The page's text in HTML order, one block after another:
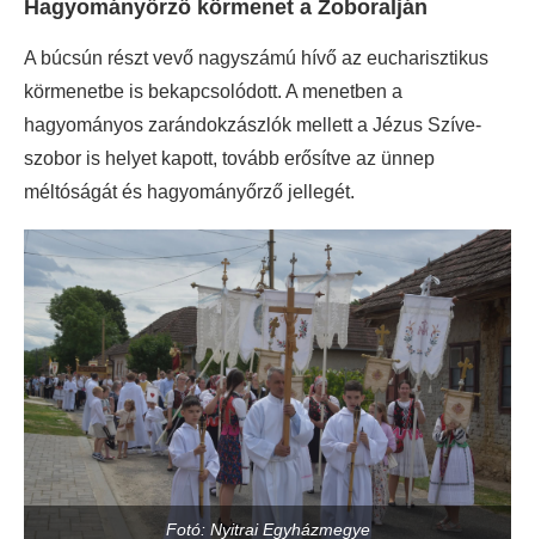
Hagyományőrző körmenet a Zoboralján
A búcsún részt vevő nagyszámú hívő az eucharisztikus
körmenetbe is bekapcsolódott. A menetben a
hagyományos zarándokzászlók mellett a Jézus Szíve-
szobor is helyet kapott, tovább erősítve az ünnep
méltóságát és hagyományőrző jellegét.
Fotó: Nyitrai Egyházmegye